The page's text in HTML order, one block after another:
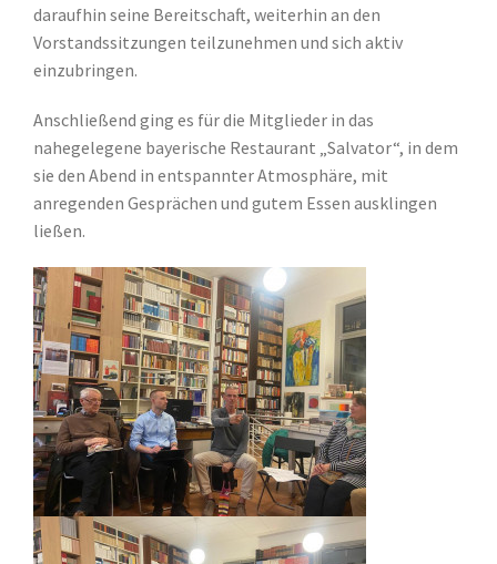
daraufhin seine Bereitschaft, weiterhin an den
Vorstandssitzungen teilzunehmen und sich aktiv
einzubringen.
Anschließend ging es für die Mitglieder in das
nahegelegene bayerische Restaurant „Salvator“, in dem
sie den Abend in entspannter Atmosphäre, mit
anregenden Gesprächen und gutem Essen ausklingen
ließen.